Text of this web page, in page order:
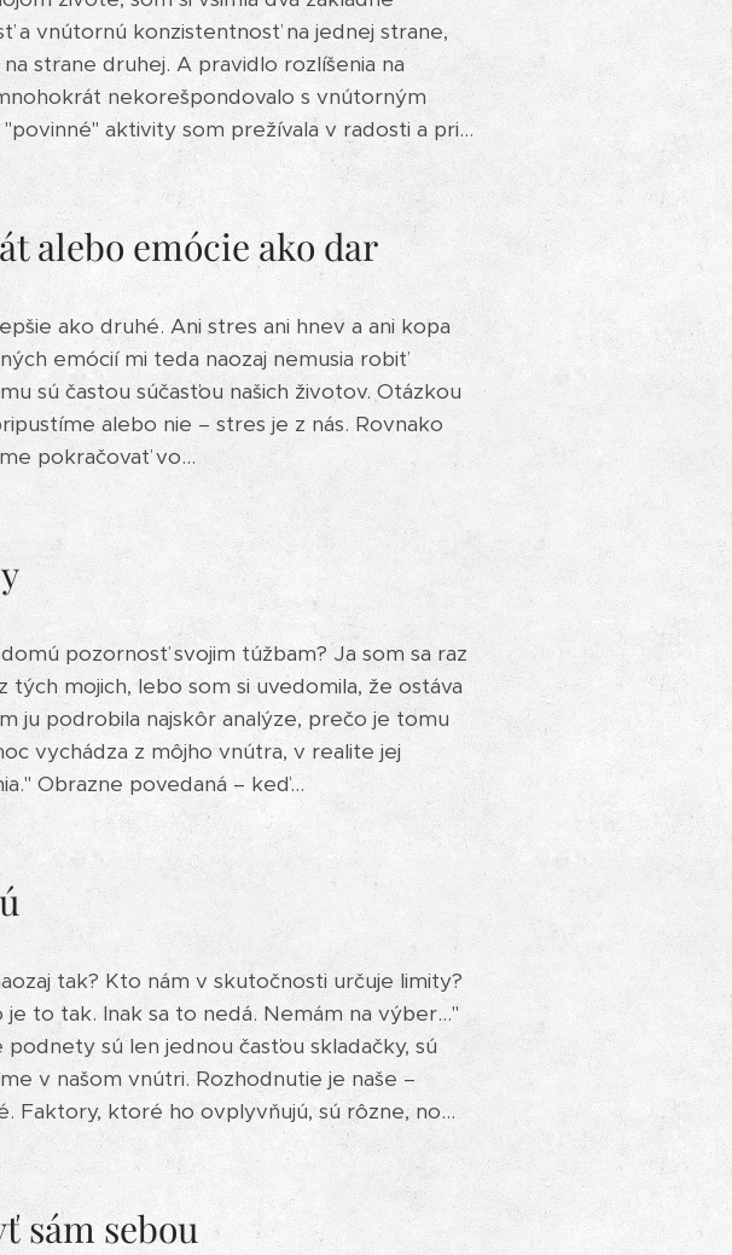
a vnútornú konzistentnosť na jednej strane,
strane druhej. A pravidlo rozlíšenia na
nekorešpondovalo s vnútorným
aktivity som prežívala v radosti a pri...
alebo emócie ako dar
ako druhé. Ani stres ani hnev a ani kopa
emócií mi teda naozaj nemusia robiť
sú častou súčasťou našich životov. Otázkou
alebo nie – stres je z nás. Rovnako
pokračovať vo...
pozornosť svojim túžbam? Ja som sa raz
tých mojich, lebo som si uvedomila, že ostáva
ju podrobila najskôr analýze, prečo je tomu
vychádza z môjho vnútra, v realite jej
Obrazne povedaná – keď...
tak? Kto nám v skutočnosti určuje limity?
to tak. Inak sa to nedá. Nemám na výber..."
sú len jednou časťou skladačky, sú
v našom vnútri. Rozhodnutie je naše –
Faktory, ktoré ho ovplyvňujú, sú rôzne, no...
sám sebou